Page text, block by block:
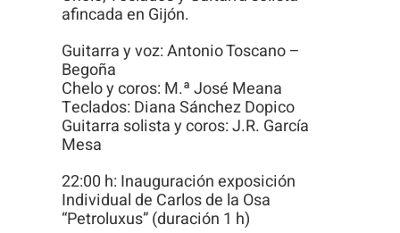
afincada en Gijón.
Guitarra y voz: Antonio Toscano –
Begoña
Chelo y coros: M.ª José Meana
Teclados: Diana Sánchez Dopico
Guitarra solista y coros: J.R. García
Mesa
22:00 h: Inauguración exposición
Individual de Carlos de la Osa
“Petroluxus” (duración 1 h)